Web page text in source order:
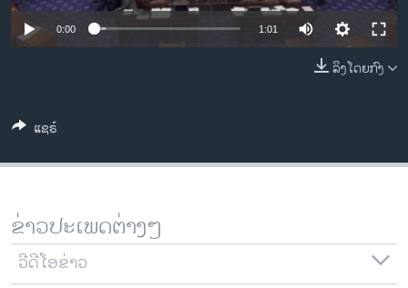
ຊຸມຊົນຊາວລາວ
ວິທະຍາສາດ-ເທັກໂນໂລຈີ
ພາສາອັງກິດ
ລາຍການກະຈາຍສຽງ
ລາຍງານ
ຕິດຕາມພວກເຮົາ ທີ່
0:00 1:01
ລິງໂດຍກົງ
ແຊຣ໌
ຂ່າວປະເພດຕ່າງໆ
ວີດີໂອຂ່າວ